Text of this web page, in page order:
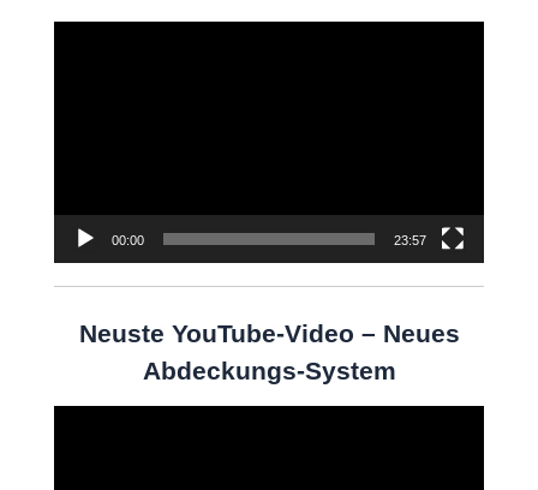
00:00 23:57
Neuste YouTube-Video – Neues
Abdeckungs-System